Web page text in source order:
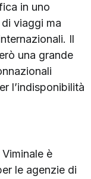
in uno
viaggi ma
Il
una grande
l’indisponibilità
è
le agenzie di